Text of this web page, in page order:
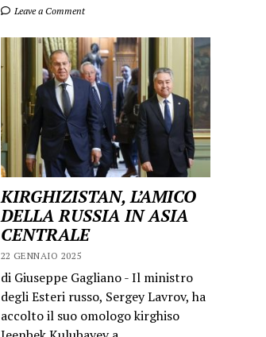
Leave a Comment
KIRGHIZISTAN, L’AMICO
DELLA RUSSIA IN ASIA
CENTRALE
22 GENNAIO 2025
di Giuseppe Gagliano - Il ministro
degli Esteri russo, Sergey Lavrov, ha
accolto il suo omologo kirghiso